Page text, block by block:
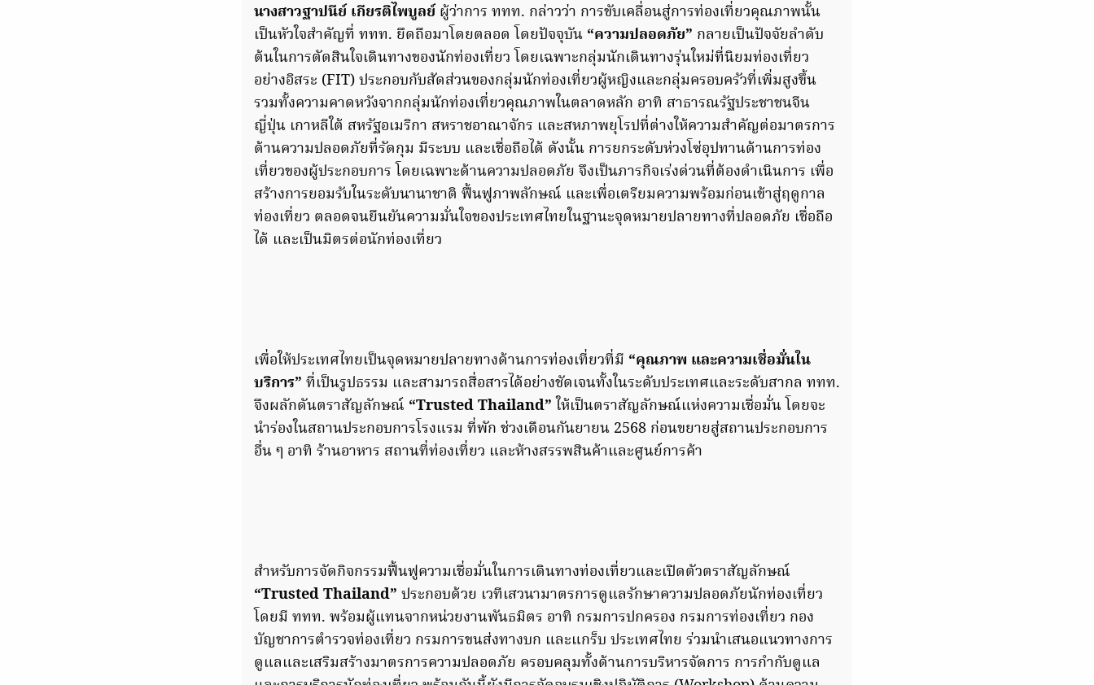
นางสาวฐาปนีย์ เกียรติไพบูลย์ ผู้ว่าการ ททท. กล่าวว่า การขับเคลื่อนสู่การท่องเที่ยวคุณภาพนั้น
เป็นหัวใจสำคัญที่ ททท. ยึดถือมาโดยตลอด โดยปัจจุบัน “ความปลอดภัย” กลายเป็นปัจจัยลำดับ
ต้นในการตัดสินใจเดินทางของนักท่องเที่ยว โดยเฉพาะกลุ่มนักเดินทางรุ่นใหม่ที่นิยมท่องเที่ยว
อย่างอิสระ (FIT) ประกอบกับสัดส่วนของกลุ่มนักท่องเที่ยวผู้หญิงและกลุ่มครอบครัวที่เพิ่มสูงขึ้น
รวมทั้งความคาดหวังจากกลุ่มนักท่องเที่ยวคุณภาพในตลาดหลัก อาทิ สาธารณรัฐประชาชนจีน
ญี่ปุ่น เกาหลีใต้ สหรัฐอเมริกา สหราชอาณาจักร และสหภาพยุโรปที่ต่างให้ความสำคัญต่อมาตรการ
ด้านความปลอดภัยที่รัดกุม มีระบบ และเชื่อถือได้ ดังนั้น การยกระดับห่วงโซ่อุปทานด้านการท่อง
เที่ยวของผู้ประกอบการ โดยเฉพาะด้านความปลอดภัย จึงเป็นภารกิจเร่งด่วนที่ต้องดำเนินการ เพื่อ
สร้างการยอมรับในระดับนานาชาติ ฟื้นฟูภาพลักษณ์ และเพื่อเตรียมความพร้อมก่อนเข้าสู่ฤดูกาล
ท่องเที่ยว ตลอดจนยืนยันความมั่นใจของประเทศไทยในฐานะจุดหมายปลายทางที่ปลอดภัย เชื่อถือ
ได้ และเป็นมิตรต่อนักท่องเที่ยว
เพื่อให้ประเทศไทยเป็นจุดหมายปลายทางด้านการท่องเที่ยวที่มี “คุณภาพ และความเชื่อมั่นใน
บริการ” ที่เป็นรูปธรรม และสามารถสื่อสารได้อย่างชัดเจนทั้งในระดับประเทศและระดับสากล ททท.
จึงผลักดันตราสัญลักษณ์ “Trusted Thailand” ให้เป็นตราสัญลักษณ์แห่งความเชื่อมั่น โดยจะ
นำร่องในสถานประกอบการโรงแรม ที่พัก ช่วงเดือนกันยายน 2568 ก่อนขยายสู่สถานประกอบการ
อื่น ๆ อาทิ ร้านอาหาร สถานที่ท่องเที่ยว และห้างสรรพสินค้าและศูนย์การค้า
สำหรับการจัดกิจกรรมฟื้นฟูความเชื่อมั่นในการเดินทางท่องเที่ยวและเปิดตัวตราสัญลักษณ์
“Trusted Thailand” ประกอบด้วย เวทีเสวนามาตรการดูแลรักษาความปลอดภัยนักท่องเที่ยว
โดยมี ททท. พร้อมผู้แทนจากหน่วยงานพันธมิตร อาทิ กรมการปกครอง กรมการท่องเที่ยว กอง
บัญชาการตำรวจท่องเที่ยว กรมการขนส่งทางบก และแกร็บ ประเทศไทย ร่วมนำเสนอแนวทางการ
ดูแลและเสริมสร้างมาตรการความปลอดภัย ครอบคลุมทั้งด้านการบริหารจัดการ การกำกับดูแล